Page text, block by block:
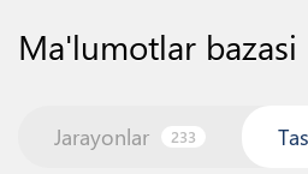
Ma'lumotlar bazasi
Jarayonlar 233